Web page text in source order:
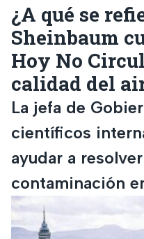
¿A qué se
Sheinbaum
Hoy No
calidad del
La jefa de
científicos
ayudar a
contaminación